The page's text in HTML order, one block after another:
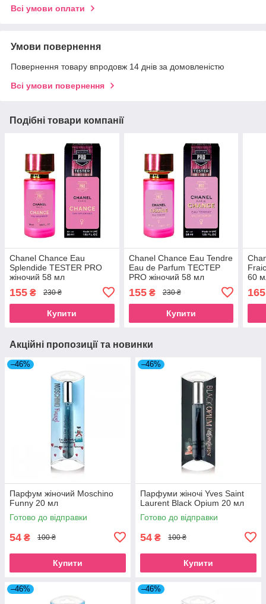
Всі умови оплати
Умови повернення
Повернення товару впродовж 14 днів за домовленістю
Всі умови повернення
Подібні товари компанії
Chanel Chance Eau
Splendide TESTER PRO
жіночий 58 мл
155 ₴ 230 ₴
Купити
Chanel Chance Eau Tendre
Eau de Parfum ТЕСТЕР
PRO жіночий 58 мл
155₴ 230 ₴
Купити
60
165
Акційні пропозиції та новинки
–46%
Парфум жіночий Moschino
Funny 20 мл
Готово до відправки
54 ₴ 100 ₴
Купити
–46%
Парфуми жіночі Yves Saint
Laurent Black Opium 20 мл
Готово до відправки
54 ₴ 100 ₴
Купити
–46% –46%